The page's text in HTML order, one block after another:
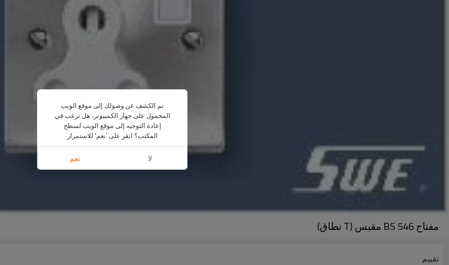
مفتاح BS 546 مقبس (T نطاق)
تقييم
تم الكشف عن وصولك إلى موقع الويب
المحمول على جهاز الكمبيوتر، هل ترغب في
إعادة التوجيه إلى موقع الويب لسطح
المكتب؟ انقر على 'نعم' للاستمرار
لا نعم